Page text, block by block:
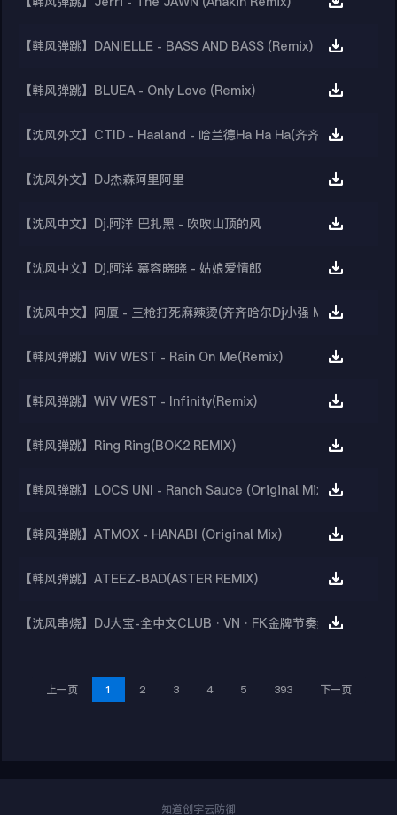
【韩风弹跳】DANIELLE - BASS AND BASS (Remix)
【韩风弹跳】BLUEA - Only Love (Remix)
【沈风外文】CTID - Haaland - 哈兰德Ha Ha Ha(齐齐哈尔Dj小志
【沈风外文】DJ杰森阿里阿里
【沈风中文】Dj.阿洋 巴扎黑 - 吹吹山顶的风
【沈风中文】Dj.阿洋 慕容晓晓 - 姑娘爱情郎
【沈风中文】阿厦 - 三枪打死麻辣烫(齐齐哈尔Dj小强 Mix)
【韩风弹跳】WiV WEST - Rain On Me(Remix)
【韩风弹跳】WiV WEST - Infinity(Remix)
【韩风弹跳】Ring Ring(BOK2 REMIX)
【韩风弹跳】LOCS UNI - Ranch Sauce (Original Mix)
【韩风弹跳】ATMOX - HANABI (Original Mix)
【韩风弹跳】ATEEZ-BAD(ASTER REMIX)
【沈风串烧】DJ大宝-全中文CLUB·VN·FK金牌节奏经典靓音
上一页 1 2 3 4 5 393 下一页
知道创宇云防御